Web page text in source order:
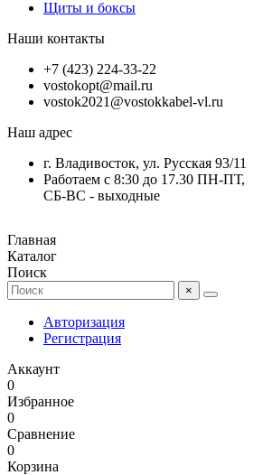
Щиты и боксы
Наши контакты
+7 (423) 224-33-22
vostokopt@mail.ru
vostok2021@vostokkabel-vl.ru
Наш адрес
г. Владивосток, ул. Русская 93/11
Работаем с 8:30 до 17.30 ПН-ПТ,
СБ-ВС - выходные
Главная
Каталог
Поиск
×
Авторизация
Регистрация
Аккаунт
0
Избранное
0
Сравнение
0
Корзина